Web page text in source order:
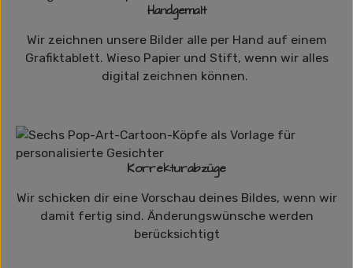
Handgemalt
Wir zeichnen unsere Bilder alle per Hand auf einem
Grafiktablett. Wieso Papier und Stift, wenn wir alles
digital zeichnen können.
Korrekturabzüge
Wir schicken dir eine Vorschau deines Bildes, wenn wir
damit fertig sind. Änderungswünsche werden
berücksichtigt